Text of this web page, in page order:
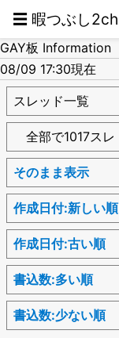
☰ 暇つぶし2ch
GAY板 Information
08/09 17:30現在
スレッド一覧
全部で1017スレ
そのまま表示
作成日付:新しい順
作成日付:古い順
書込数:多い順
書込数:少ない順